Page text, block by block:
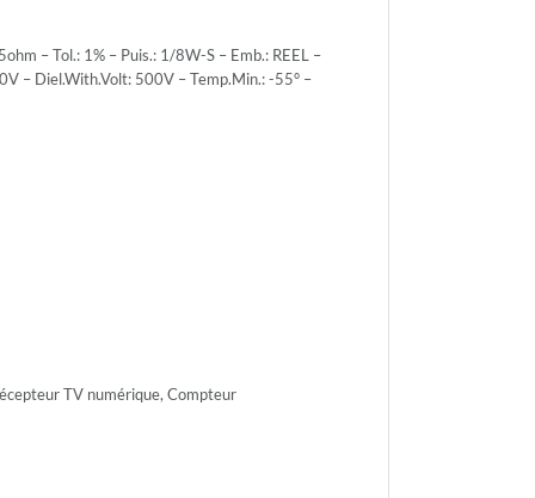
– Tol.: 1% – Puis.: 1/8W-S – Emb.: REEL –
– Diel.With.Volt: 500V – Temp.Min.: -55° –
TV numérique, Compteur